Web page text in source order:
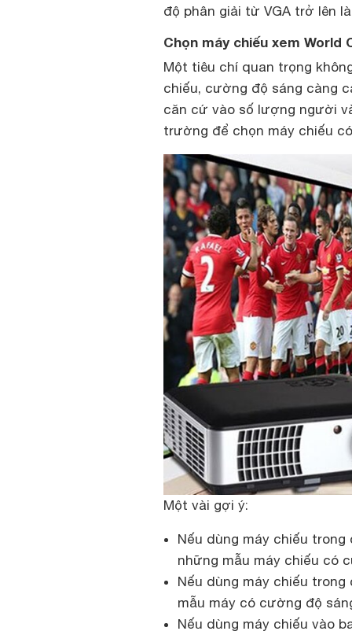
độ phân giải từ VGA trở lên
Chọn máy chiếu xem World
Một tiêu chí quan trọng
chiếu, cường độ sáng càng
căn cứ vào số lượng người
trường để chọn máy chiếu
Một vài gợi ý:
Nếu dùng máy chiếu
những mẫu máy chiếu có
Nếu dùng máy chiếu
mẫu máy có cường độ
Nếu dùng máy chiếu vào